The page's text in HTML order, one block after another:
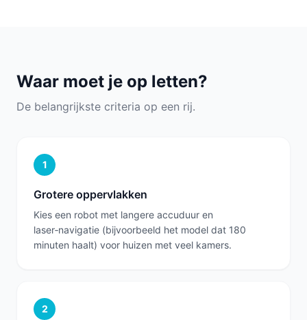
Waar moet je op letten?
De belangrijkste criteria op een rij.
1
Grotere oppervlakken
Kies een robot met langere accuduur en
laser‑navigatie (bijvoorbeeld het model dat 180
minuten haalt) voor huizen met veel kamers.
2